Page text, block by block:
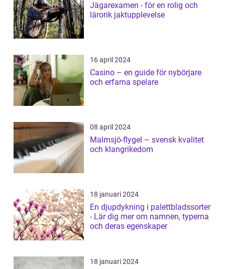
Jägarexamen - för en rolig och
lärorik jaktupplevelse
16 april 2024
Casino – en guide för nybörjare
och erfarna spelare
08 april 2024
Malmsjö-flygel – svensk kvalitet
och klangrikedom
18 januari 2024
En djupdykning i palettbladssorter
- Lär dig mer om namnen, typerna
och deras egenskaper
18 januari 2024